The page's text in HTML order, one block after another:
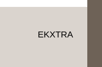
EKXTRA